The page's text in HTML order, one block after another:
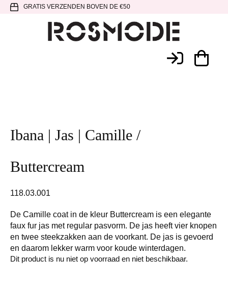
Spring
hoofdnavigatie
Door
SpringGRATIS VERZENDEN BOVEN DE €50
Ibana | Jas | Camille /
Buttercream
118.03.001
De Camille coat in de kleur Buttercream is een elegante
faux fur jas met regular pasvorm. De jas heeft vier knopen
en twee steekzakken aan de voorkant. De jas is gevoerd
en daarom lekker warm voor koude winterdagen.
Dit product is nu niet op voorraad en niet beschikbaar.